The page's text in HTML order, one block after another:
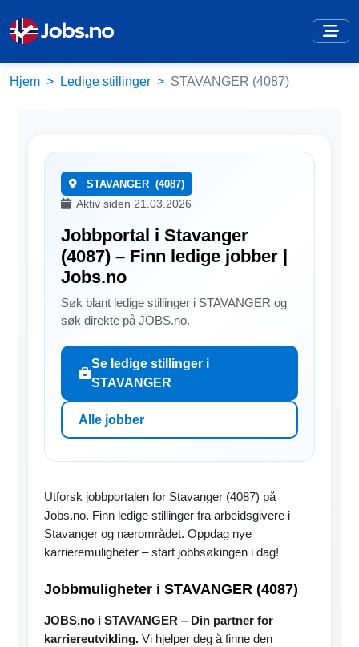
Hjem Ledige stillinger STAVANGER (4087)
STAVANGER (4087)
Aktiv siden 21.03.2026
Jobbportal i Stavanger
(4087) – Finn ledige jobber |
Jobs.no
Søk blant ledige stillinger i STAVANGER og
søk direkte på JOBS.no.
Se ledige stillinger i
STAVANGER
Alle jobber
Utforsk jobbportalen for Stavanger (4087) på
Jobs.no. Finn ledige stillinger fra arbeidsgivere i
Stavanger og nærområdet. Oppdag nye
karrieremuligheter – start jobbsøkingen i dag!
Jobbmuligheter i STAVANGER (4087)
JOBS.no i STAVANGER – Din partner for
karriereutvikling. Vi hjelper deg å finne den